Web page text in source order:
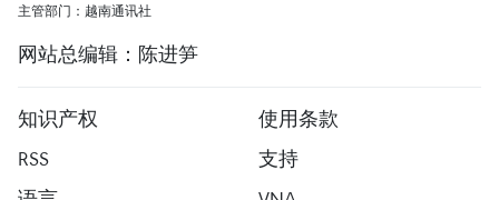
主管部门：越南通讯社
网站总编辑：陈进笋
知识产权
使用条款
RSS
支持